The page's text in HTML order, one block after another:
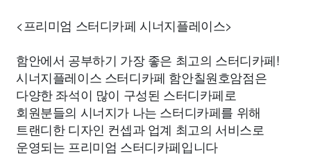
<프리미엄 스터디카페 시너지플레이스>
함안에서 공부하기 가장 좋은 최고의 스터디카페!
시너지플레이스 스터디카페 함안칠원호암점은
다양한 좌석이 많이 구성된 스터디카페로
회원분들의 시너지가 나는 스터디카페를 위해
트랜디한 디자인 컨셉과 업계 최고의 서비스로
운영되는 프리미엄 스터디카페입니다